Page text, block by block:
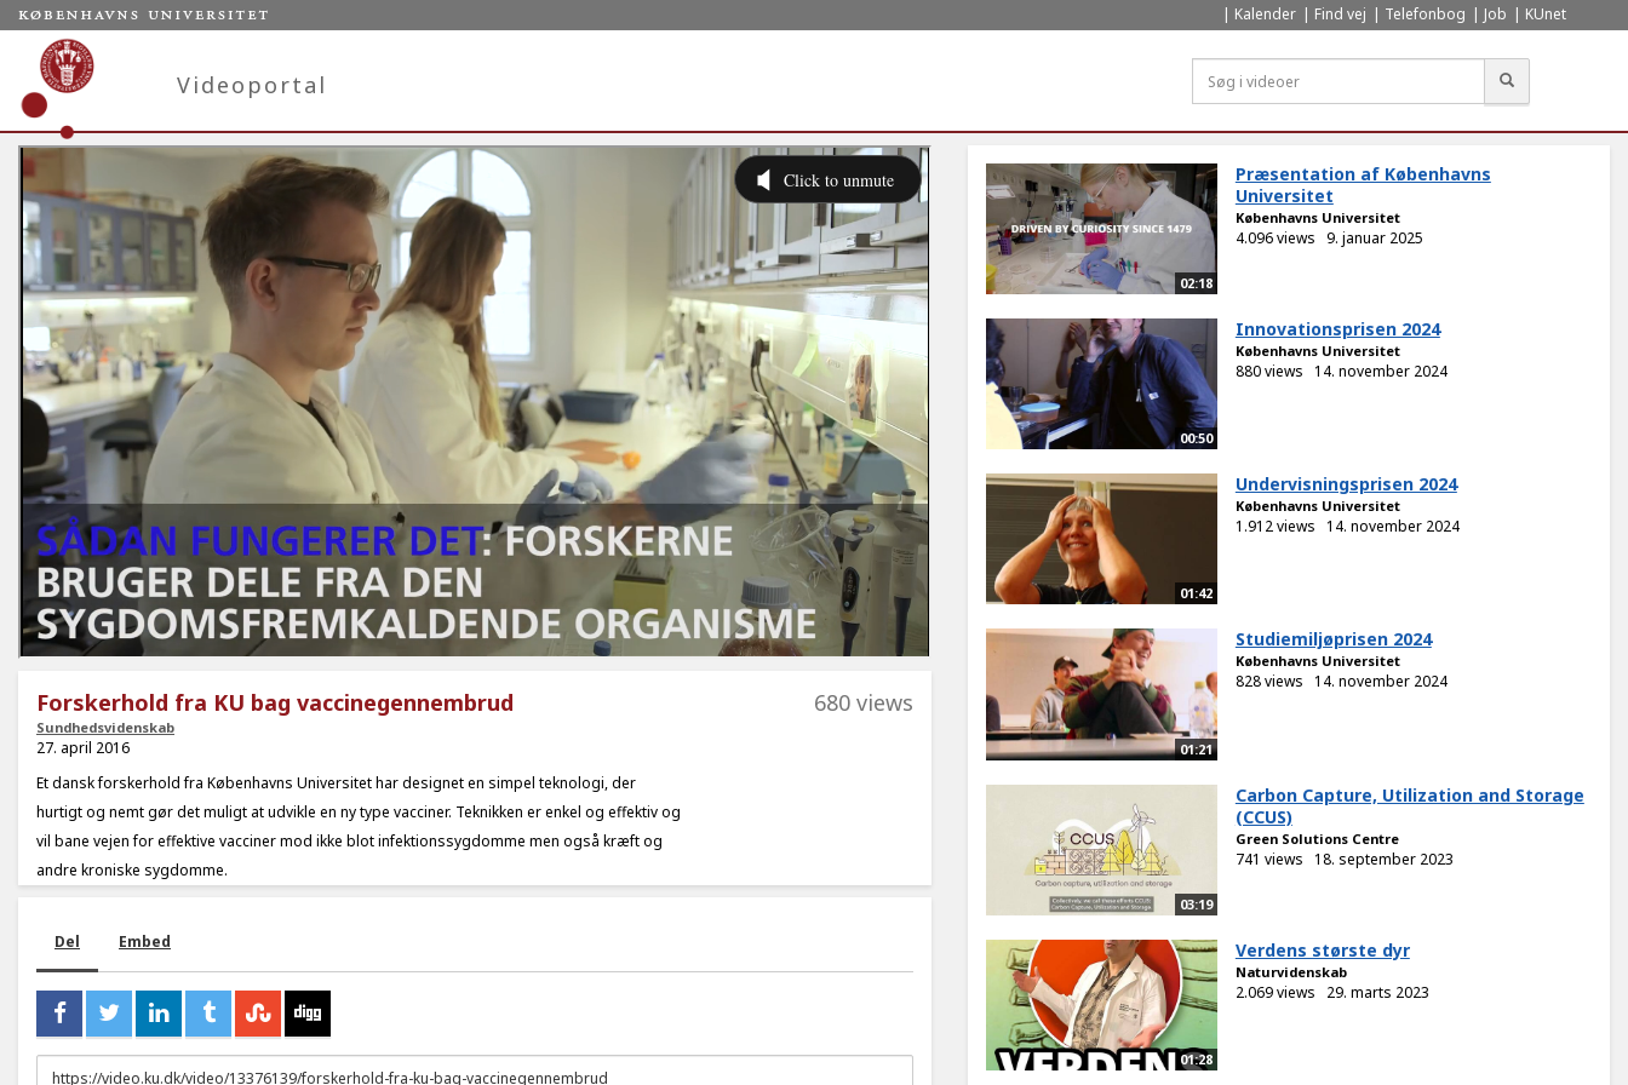
Kalender Find vej Telefonbog Job KUnet
Videoportal
Forskerhold fra KU bag vaccinegennembrud
Sundhedsvidenskab
680 views
27. april 2016
Et dansk forskerhold fra Københavns Universitet har designet en simpel teknologi, der
hurtigt og nemt gør det muligt at udvikle en ny type vacciner. Teknikken er enkel og effektiv og
vil bane vejen for effektive vacciner mod ikke blot infektionssygdomme men også kræft og
andre kroniske sygdomme.
Del Embed
URL
02:18
Præsentation af Københavns
Universitet
Københavns Universitet
4.096 views 9. januar 2025
00:50
Innovationsprisen 2024
Københavns Universitet
880 views 14. november 2024
01:42
Undervisningsprisen 2024
Københavns Universitet
1.912 views 14. november 2024
01:21
Studiemiljøprisen 2024
Københavns Universitet
828 views 14. november 2024
03:19
Carbon Capture, Utilization and Storage
(CCUS)
Green Solutions Centre
741 views 18. september 2023
01:28
Verdens største dyr
Naturvidenskab
2.069 views 29. marts 2023